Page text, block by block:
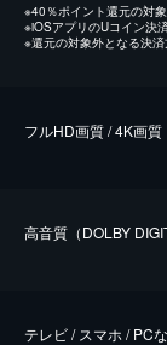
※40％ポイント還元の対
※iOSアプリのUコイン決
※還元の対象外となる決
フルHD画質 / 4K画質
⾼⾳質（DOLBY
テレビ / スマホ / PC